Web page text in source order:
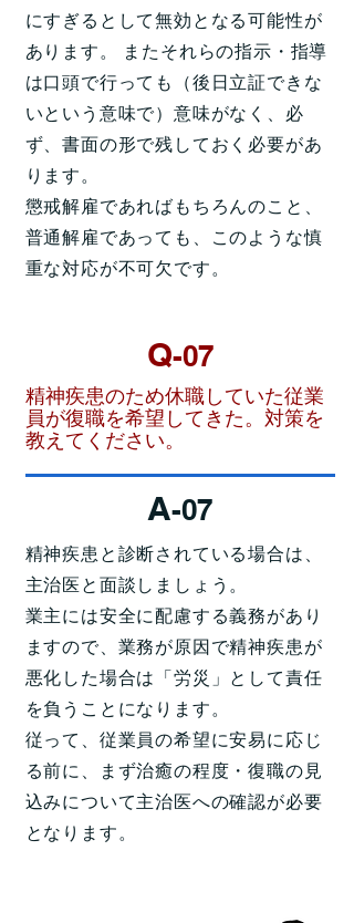
にすぎるとして無効となる可能性が
あります。 またそれらの指示・指導
は口頭で行っても（後日立証できな
いという意味で）意味がなく、必
ず、書面の形で残しておく必要があ
ります。
懲戒解雇であればもちろんのこと、
普通解雇であっても、このような慎
重な対応が不可欠です。
Q-07
精神疾患のため休職していた従業
員が復職を希望してきた。対策を
教えてください。
A-07
精神疾患と診断されている場合は、
主治医と面談しましょう。
業主には安全に配慮する義務があり
ますので、業務が原因で精神疾患が
悪化した場合は「労災」として責任
を負うことになります。
従って、従業員の希望に安易に応じ
る前に、まず治癒の程度・復職の見
込みについて主治医への確認が必要
となります。